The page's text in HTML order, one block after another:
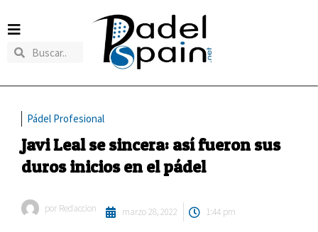
Pádel Profesional
Javi Leal se sincera: así fueron sus
duros inicios en el pádel
por Redaccion marzo 28, 2022 1:44 pm